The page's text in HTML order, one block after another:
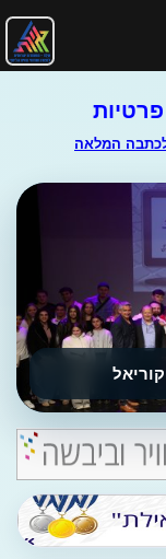
פרטיות